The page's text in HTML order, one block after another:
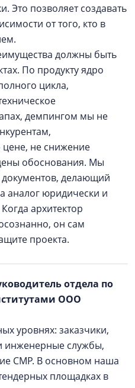
Это позволяет создавать
от того, кто в
должны быть
По продукту ядро
цикла,
демпингом мы не
не снижение
обоснования. Мы
делающий
аналог юридически и
архитектор
он сам
проекта.
отдела по
ООО
уровнях: заказчики,
инженерные службы,
СМР. В основном наша
площадках в